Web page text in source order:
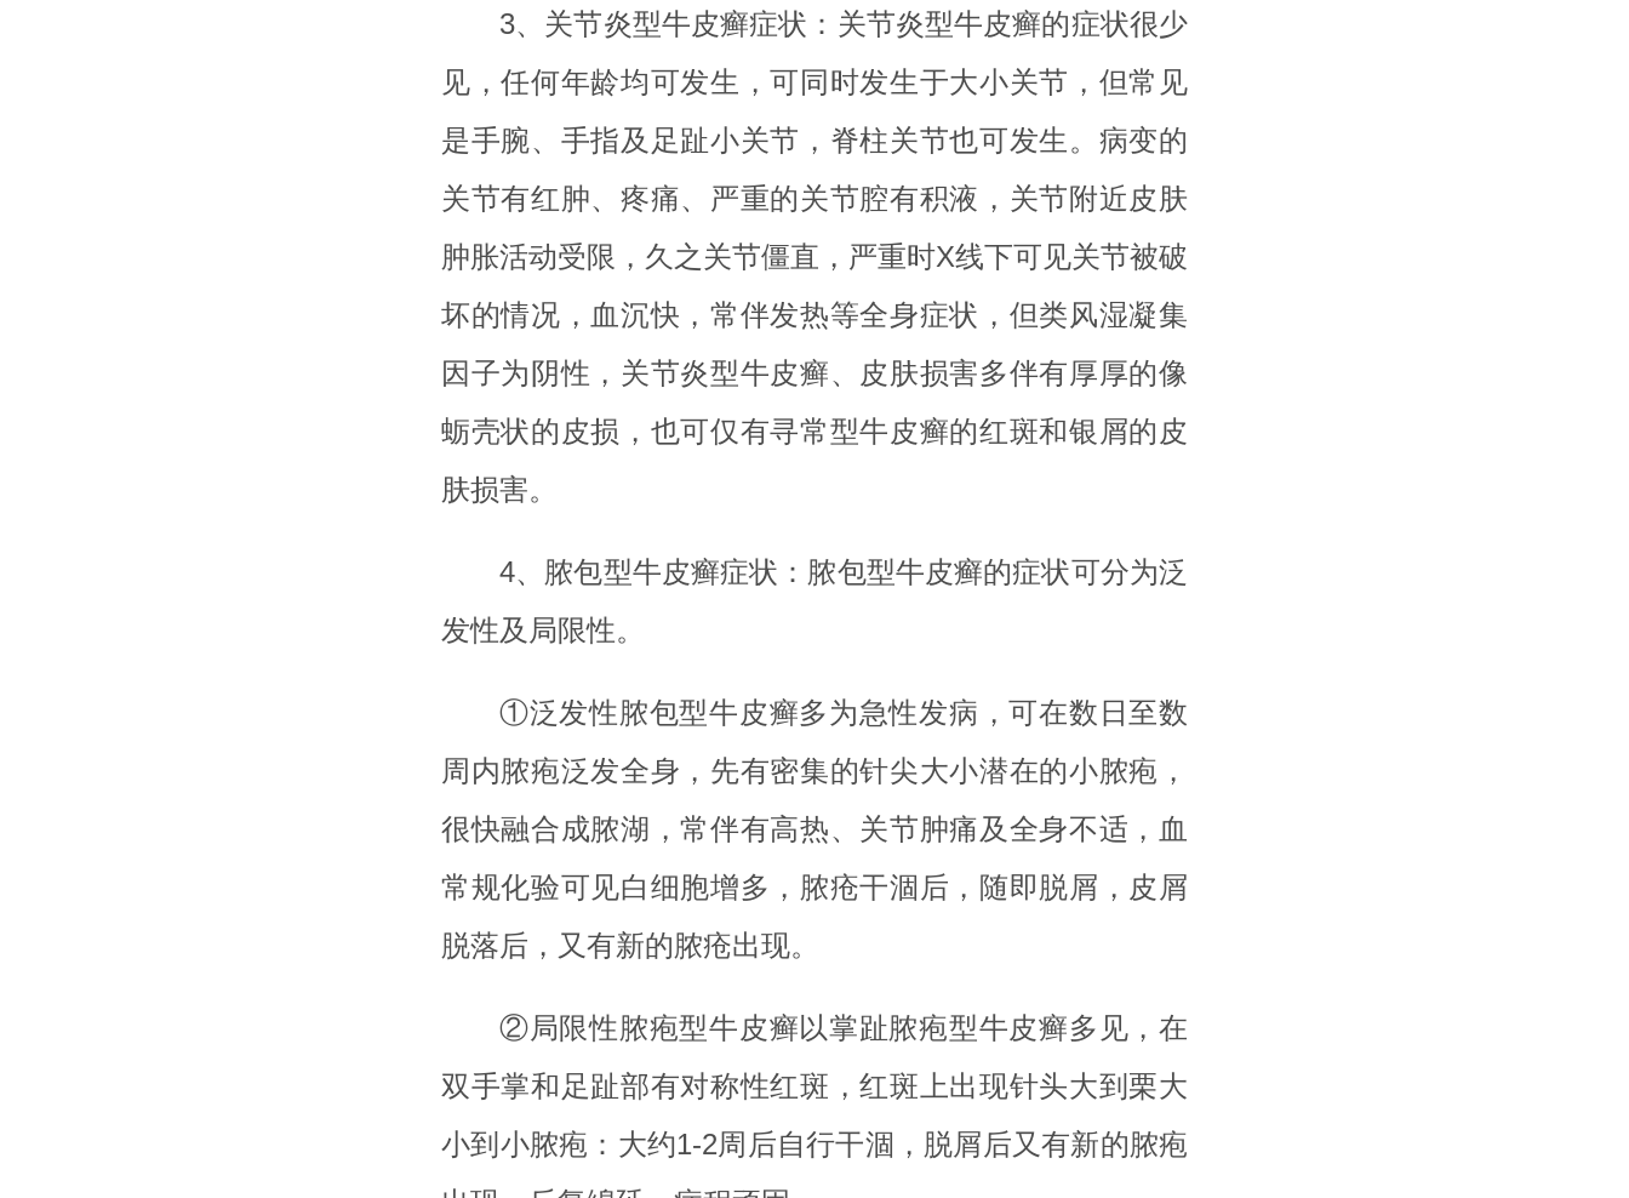
3、关节炎型牛皮癣症状：关节炎型牛皮癣的症状很少
见，任何年龄均可发生，可同时发生于大小关节，但常见
是手腕、手指及足趾小关节，脊柱关节也可发生。病变的
关节有红肿、疼痛、严重的关节腔有积液，关节附近皮肤
肿胀活动受限，久之关节僵直，严重时X线下可见关节被破
坏的情况，血沉快，常伴发热等全身症状，但类风湿凝集
因子为阴性，关节炎型牛皮癣、皮肤损害多伴有厚厚的像
蛎壳状的皮损，也可仅有寻常型牛皮癣的红斑和银屑的皮
肤损害。
4、脓包型牛皮癣症状：脓包型牛皮癣的症状可分为泛
发性及局限性。
①泛发性脓包型牛皮癣多为急性发病，可在数日至数
周内脓疱泛发全身，先有密集的针尖大小潜在的小脓疱，
很快融合成脓湖，常伴有高热、关节肿痛及全身不适，血
常规化验可见白细胞增多，脓疮干涸后，随即脱屑，皮屑
脱落后，又有新的脓疮出现。
②局限性脓疱型牛皮癣以掌趾脓疱型牛皮癣多见，在
双手掌和足趾部有对称性红斑，红斑上出现针头大到栗大
小到小脓疱：大约1-2周后自行干涸，脱屑后又有新的脓疱